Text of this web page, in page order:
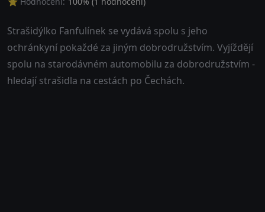
Strašidýlko Fanfulínek se vydává spolu s jeho
ochránkyní pokaždé za jiným dobrodružstvím. Vyjíždějí
spolu na starodávném automobilu za dobrodružstvím -
hledají strašidla na cestách po Čechách.